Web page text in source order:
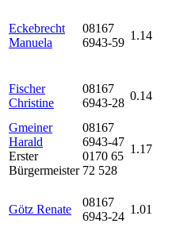
Eckebrecht
Manuela
08167
6943-59
1.14
Fischer
Christine
08167
6943-28
0.14
Gmeiner
Harald
Erster
Bürgermeister
08167
6943-47
0170 65
72 528
1.17
Götz Renate
08167
6943-24
1.01